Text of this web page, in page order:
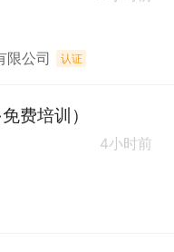
限公司 认证
费培训）
4小时前